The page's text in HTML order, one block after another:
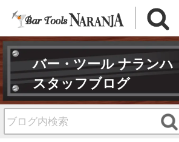
バー・ツール ナランハ
スタッフブログ